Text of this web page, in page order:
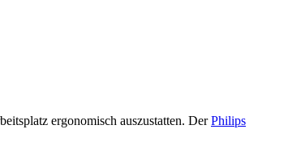
ergonomisch auszustatten. DerPhilips